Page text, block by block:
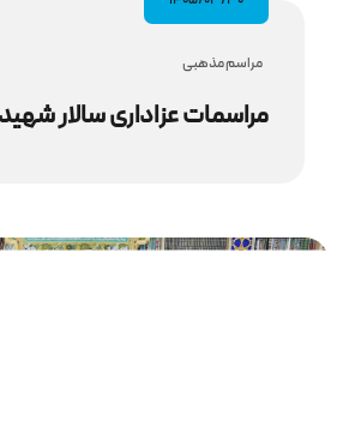
مراسم مذهبى
مراسمات عزاداری سالار